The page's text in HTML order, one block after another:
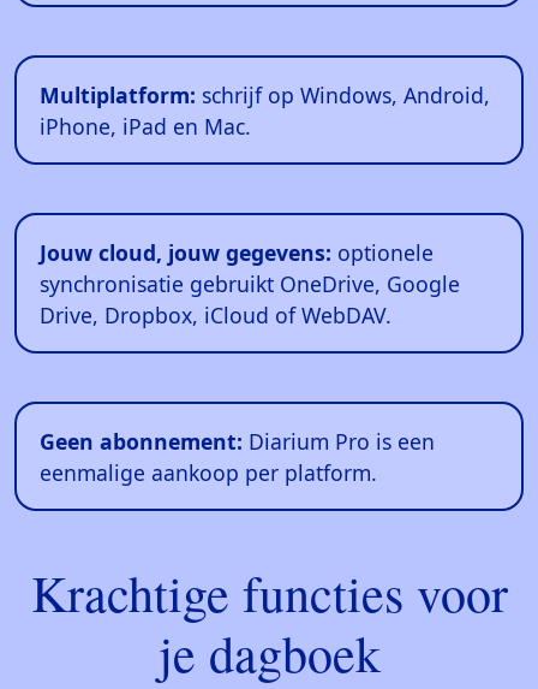
Multiplatform: schrijf op Windows, Android,
iPhone, iPad en Mac.
Jouw cloud, jouw gegevens: optionele
synchronisatie gebruikt OneDrive, Google
Drive, Dropbox, iCloud of WebDAV.
Geen abonnement: Diarium Pro is een
eenmalige aankoop per platform.
Krachtige functies voor
je dagboek